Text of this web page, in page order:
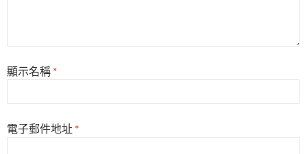
顯示名稱 *
電子郵件地址 *